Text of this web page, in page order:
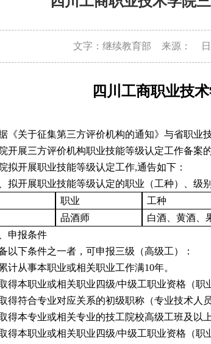
文字：继续教育部 来源：
四川工商职业技
《关于征集第三方评价机构的通知》与省职业
开展三方评价机构职业技能等级认定工作备案
拟开展职业技能等级认定工作,通告如下 ：
拟开展职业技能等级认定的职业（工种）、级别
职业
工种
品酒师
白酒、黄酒、
申报条件
以下条件之一者，可申报三级（高级工）：
计从事本职业或相关职业工作满10年。
得本职业或相关职业四级/中级工职业资格（职
得符合专业对应关系的初级职称（专业技术人
得本专业或相关专业的技工院校高级工班及以
得本职业或相关职业四级/中级工职业资格（职